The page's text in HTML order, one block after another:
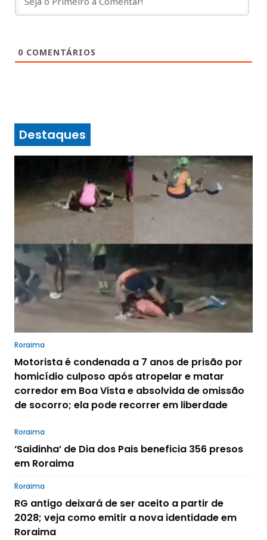
0 COMENTÁRIOS
Destaques
Roraima
Motorista é condenada a 7 anos de prisão por
homicídio culposo após atropelar e matar
corredor em Boa Vista e absolvida de omissão
de socorro; ela pode recorrer em liberdade
Roraima
‘Saidinha’ de Dia dos Pais beneficia 356 presos
em Roraima
Roraima
RG antigo deixará de ser aceito a partir de
2028; veja como emitir a nova identidade em
Roraima